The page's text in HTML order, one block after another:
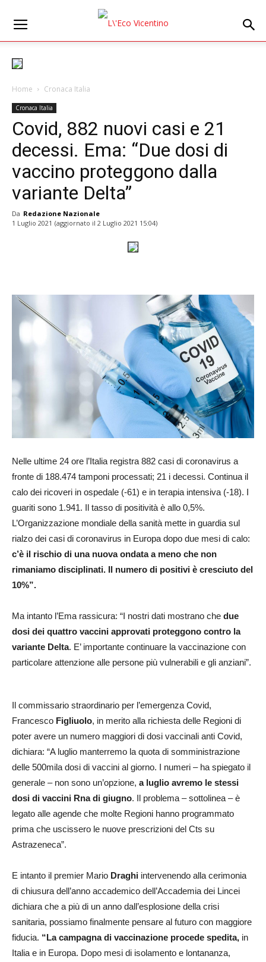
Home Cronaca Italia
Cronaca Italia
Covid, 882 nuovi casi e 21
decessi. Ema: “Due dosi di
vaccino proteggono dalla
variante Delta”
Da Redazione Nazionale
1 Luglio 2021 (aggiornato il 2 Luglio 2021 15:04)
Nelle ultime 24 ore l’Italia registra 882 casi di coronavirus a
fronte di 188.474 tamponi processati; 21 i decessi. Continua il
calo dei ricoveri in ospedale (-61) e in terapia intensiva (-18). I
guariti sono 1.941. Il tasso di positività è allo 0,5%.
L’Organizzazione mondiale della sanità mette in guardia sul
rialzo dei casi di coronavirus in Europa dopo due mesi di calo:
c’è il rischio di una nuova ondata a meno che non
rimaniamo disciplinati. Il numero di positivi è cresciuto del
10%”.
Ma intanto l’Ema rassicura: “I nostri dati mostrano che due
dosi dei quattro vaccini approvati proteggono contro la
variante Delta. E’ importante continuare la vaccinazione con
particolare attenzione alle persone più vulnerabili e gli anziani”.
Il commissario straordinario per l’emergenza Covid,
Francesco Figliuolo, in merito alla richiesta delle Regioni di
poter avere un numero maggiori di dosi vaccinali anti Covid,
dichiara: “A luglio manterremo la quota di somministrazione
delle 500mila dosi di vaccini al giorno. I numeri – ha spiegato il
generale – non sono un’opzione, a luglio avremo le stessi
dosi di vaccini Rna di giugno. Il problema – sottolinea – è
legato alle agende che molte Regioni hanno programmato
prima che uscissero le nuove prescrizioni del Cts su
Astrazeneca”.
E intanto il premier Mario Draghi intervenendo alla cerimonia
di chiusura dell’anno accademico dell’Accademia dei Lincei
dichiara che a più di un anno dall’esplosione della crisi
sanitaria, possiamo finalmente pensare al futuro con maggiore
fiducia. “La campagna di vaccinazione procede spedita, in
Italia e in Europa. Dopo mesi di isolamento e lontananza,